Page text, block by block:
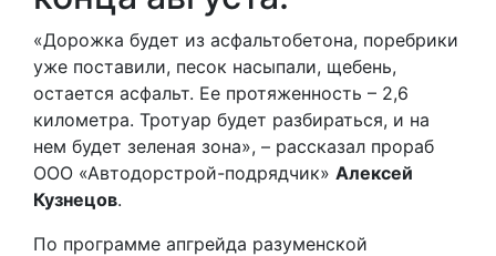
«Дорожка будет из асфальтобетона, поребрики
уже поставили, песок насыпали, щебень,
остается асфальт. Ее протяженность – 2,6
километра. Тротуар будет разбираться, и на
нем будет зеленая зона», – рассказал прораб
ООО «Автодорстрой-подрядчик» Алексей
Кузнецов.
По программе апгрейда разуменской